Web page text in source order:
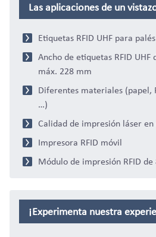
Las aplicaciones de un
Etiquetas RFID UHF para palés
Ancho de etiquetas RFID UHF
máx. 228 mm
Diferentes materiales (papel,
…)
Calidad de impresión láser en
Impresora RFID móvil
Módulo de impresión RFID de
¡Experimenta nuestra